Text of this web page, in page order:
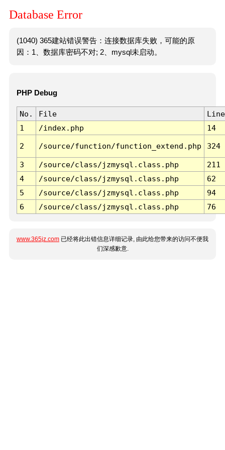
Database Error
(1040) 365建站错误警告：连接数据库失败，可能的原
因：1、数据库密码不对; 2、mysql未启动。
PHP Debug
No. File
Line
1
/index.php 14
2 /source/function/function_extend.php 324
3 /source/class/jzmysql.class.php
211
4
/source/class/jzmysql.class.php
62
5
/source/class/jzmysql.class.php
94
6
/source/class/jzmysql.class.php 76
www.365jz.com 已经将此出错信息详细记录, 由此给您带来的访问不便我
们深感歉意.